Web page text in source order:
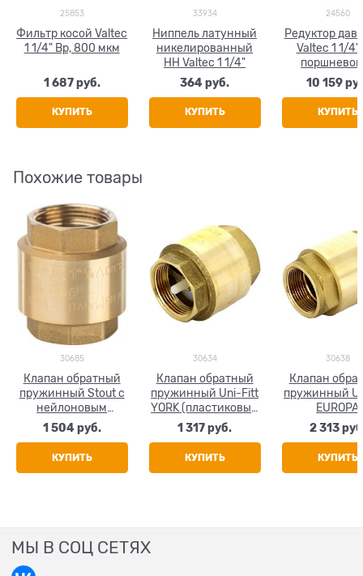
25853
Фильтр косой Valtec
1 1/4" Вр, 800 мкм
1 687 руб.
КУПИТЬ
33934
Ниппель латунный
никелированный
НН Valtec 1 1/4"
364 руб.
КУПИТЬ
24560
Редуктор
Valtec 1 1/4"
отверстием
10 159
КУПИТЬ
Похожие товары
30685
Клапан обратный
пружинный Stout с
нейлоновым
седлом 1 1/4"
1 504 руб.
КУПИТЬ
30634
Клапан обратный
пружинный Uni-Fitt
YORK (пластиковый
затвор) 1 1/4"
1 317 руб.
КУПИТЬ
30638
Клапан
пружинный
EUROPA
затвор) 1
2 313
КУПИТЬ
МЫ В СОЦ СЕТЯХ